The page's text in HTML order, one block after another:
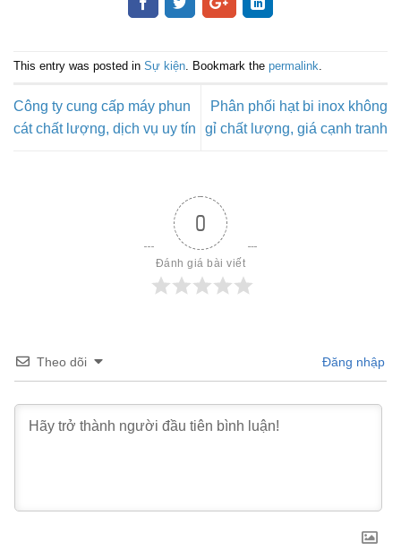
This entry was posted in Sự kiện. Bookmark the permalink.
Công ty cung cấp máy phun
cát chất lượng, dịch vụ uy tín
Phân phối hạt bi inox không
gỉ chất lượng, giá cạnh tranh
0
Đánh giá bài viết
Theo dõi Đăng nhập